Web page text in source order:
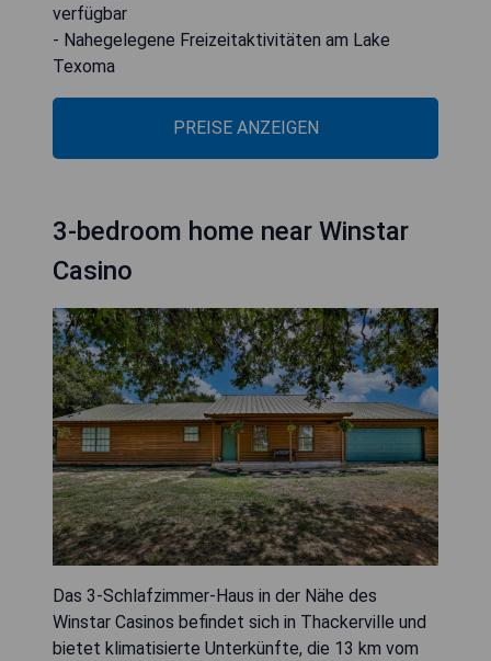
verfügbar
- Nahegelegene Freizeitaktivitäten am Lake
Texoma
PREISE ANZEIGEN
3-bedroom home near Winstar
Casino
Das 3-Schlafzimmer-Haus in der Nähe des
Winstar Casinos befindet sich in Thackerville und
bietet klimatisierte Unterkünfte, die 13 km vom